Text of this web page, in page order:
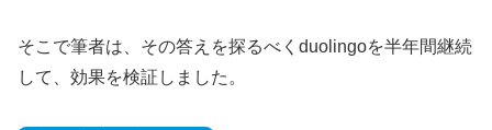
そこで筆者は、その答えを探るべくduolingoを半年間継続
して、効果を検証しました。